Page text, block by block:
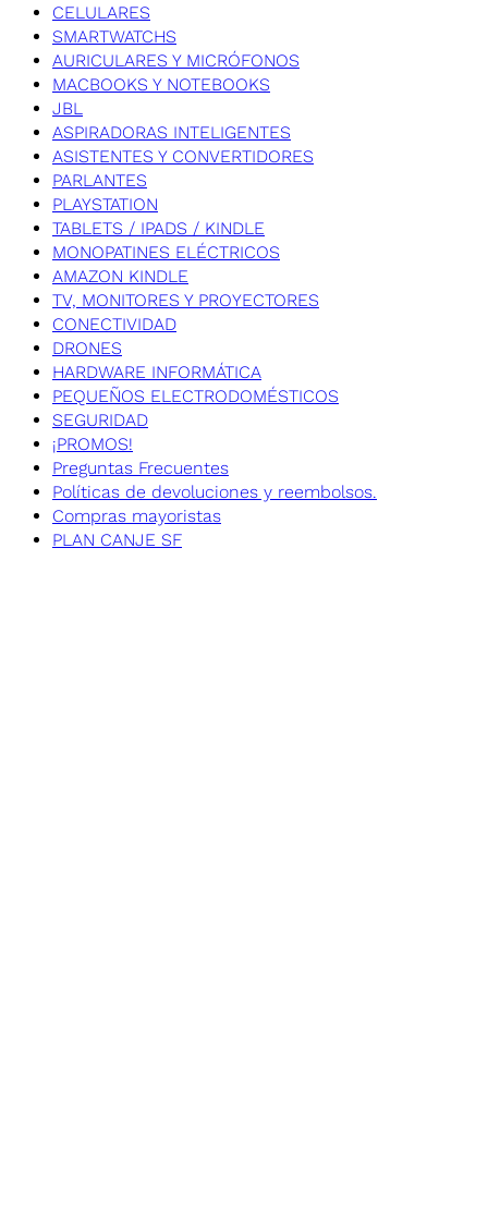
CELULARES
SMARTWATCHS
AURICULARES Y MICRÓFONOS
MACBOOKS Y NOTEBOOKS
JBL
ASPIRADORAS INTELIGENTES
ASISTENTES Y CONVERTIDORES
PARLANTES
PLAYSTATION
TABLETS / IPADS / KINDLE
MONOPATINES ELÉCTRICOS
AMAZON KINDLE
TV, MONITORES Y PROYECTORES
CONECTIVIDAD
DRONES
HARDWARE INFORMÁTICA
PEQUEÑOS ELECTRODOMÉSTICOS
SEGURIDAD
¡PROMOS!
Preguntas Frecuentes
Políticas de devoluciones y reembolsos.
Compras mayoristas
PLAN CANJE SF